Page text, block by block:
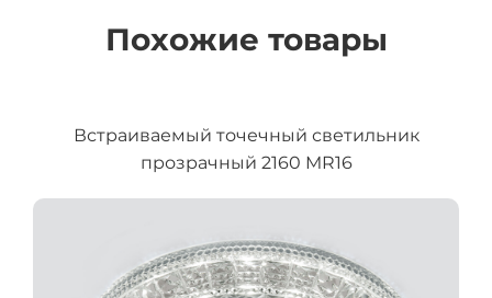
Похожие товары
Встраиваемый точечный светильник
прозрачный 2160 MR16